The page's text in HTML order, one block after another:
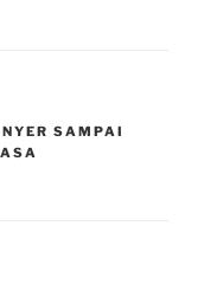
SAMPAI